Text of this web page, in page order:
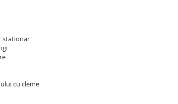
stationar
cu cleme